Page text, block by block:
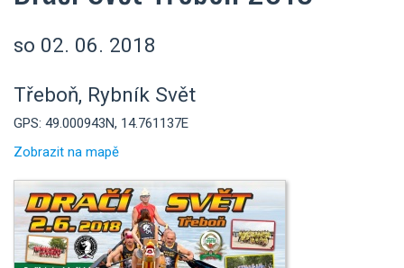
so 02. 06. 2018
Třeboň, Rybník Svět
GPS: 49.000943N, 14.761137E
Zobrazit na mapě